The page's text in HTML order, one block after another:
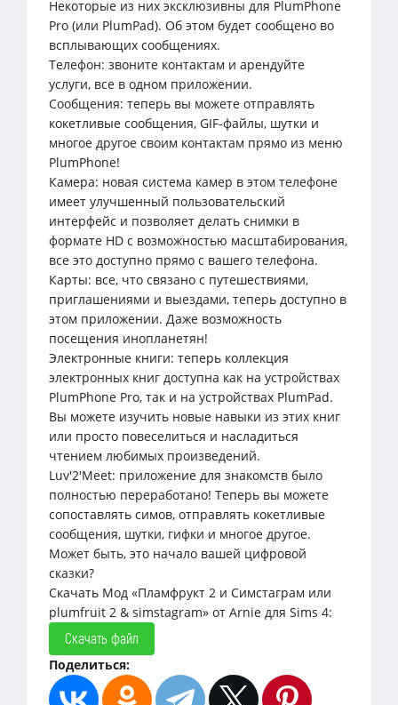
Некоторые из них эксклюзивны для PlumPhone
Pro (или PlumPad). Об этом будет сообщено во
всплывающих сообщениях.
Телефон: звоните контактам и арендуйте
услуги, все в одном приложении.
Сообщения: теперь вы можете отправлять
кокетливые сообщения, GIF-файлы, шутки и
многое другое своим контактам прямо из меню
PlumPhone!
Камера: новая система камер в этом телефоне
имеет улучшенный пользовательский
интерфейс и позволяет делать снимки в
формате HD с возможностью масштабирования,
все это доступно прямо с вашего телефона.
Карты: все, что связано с путешествиями,
приглашениями и выездами, теперь доступно в
этом приложении. Даже возможность
посещения инопланетян!
Электронные книги: теперь коллекция
электронных книг доступна как на устройствах
PlumPhone Pro, так и на устройствах PlumPad.
Вы можете изучить новые навыки из этих книг
или просто повеселиться и насладиться
чтением любимых произведений.
Luv'2'Meet: приложение для знакомств было
полностью переработано! Теперь вы можете
сопоставлять симов, отправлять кокетливые
сообщения, шутки, гифки и многое другое.
Может быть, это начало вашей цифровой
сказки?
Скачать Мод «Пламфрукт 2 и Симстаграм или
plumfruit 2 & simstagram» от Arnie для Sims 4:
Скачать файл
Поделиться: